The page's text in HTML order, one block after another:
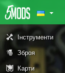
Інструменти
Зброя
Карти